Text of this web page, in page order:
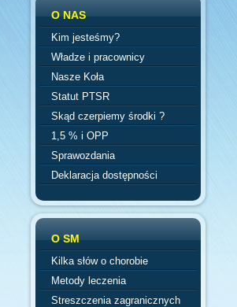
O NAS
Kim jesteśmy?
Władze i pracownicy
Nasze Koła
Statut PTSR
Skąd czerpiemy środki ?
1,5 % i OPP
Sprawozdania
Deklaracja dostępności
O SM
Kilka słów o chorobie
Metody leczenia
Streszczenia zagranicznych